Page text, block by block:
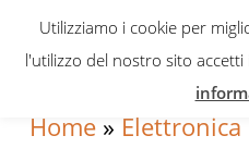
Skip
navigation
Skip
Skip
sidebar
Home » Elettronica
Utilizziamo i cookie per
l'utilizzo del nostro sito accetti